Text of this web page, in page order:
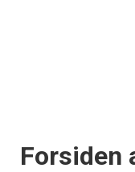
Forsiden